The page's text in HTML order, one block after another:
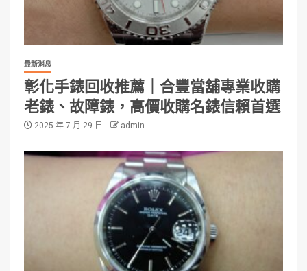
最新消息
彰化手錶回收推薦｜合豐當舖專業收購
老錶、故障錶，高價收購名錶信賴首選
2025 年 7 月 29 日 admin